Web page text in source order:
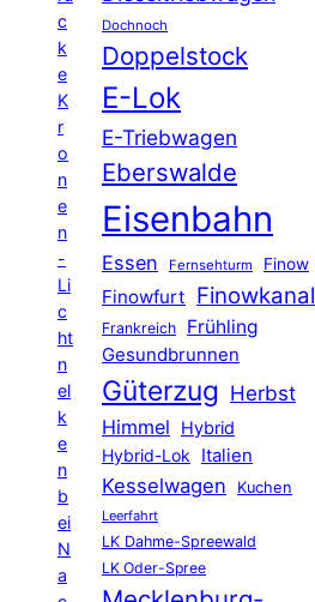
c
k
e
K
r
o
n
e
n
-
Li
c
ht
n
el
k
e
n
b
ei
N
a
Dochnoch
Doppelstock
E-Lok
E-Triebwagen
Eberswalde
Eisenbahn
Essen Fernsehturm Finow
Finowfurt Finowkanal
Frankreich Frühling
Gesundbrunnen
Güterzug Herbst
Himmel
Hybrid
Hybrid-Lok Italien
Kesselwagen Kuchen
Leerfahrt
LK Dahme-Spreewald
LK Oder-Spree